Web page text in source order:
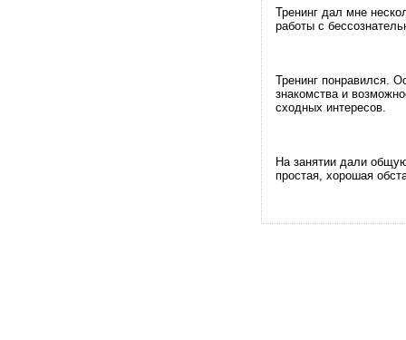
Тренинг дал мне
работы с
Тренинг понравился.
знакомства и
сходных интересов.
На занятии дали
простая, хорошая